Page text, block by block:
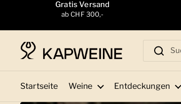
Zum Inhalt springenGratis Versand
ab CHF 300,-
Startseite Weine Entdeckungen